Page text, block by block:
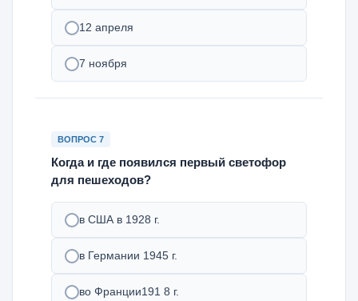
12 апреля
7 ноября
ВОПРОС 7
Когда и где появился первый светофор
для пешеходов?
в США в 1928 г.
в Германии 1945 г.
во Франции191 8 г.